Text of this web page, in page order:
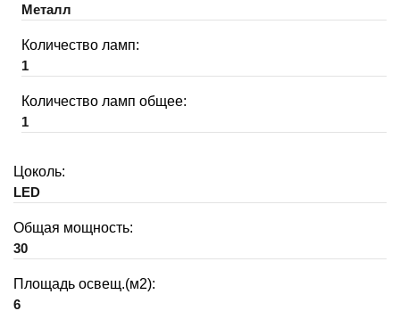
Металл
Количество ламп:
1
Количество ламп общее:
1
Цоколь:
LED
Общая мощность:
30
Площадь освещ.(м2):
6